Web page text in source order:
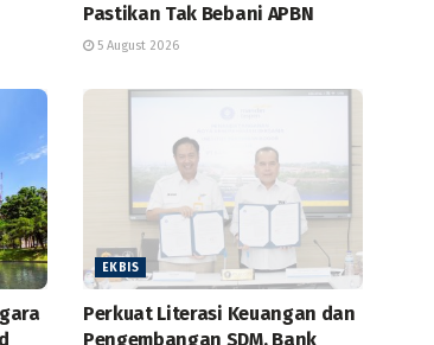
Pastikan Tak Bebani APBN
5 August 2026
EKBIS
Perkuat Literasi Keuangan dan
Pengembangan SDM, Bank